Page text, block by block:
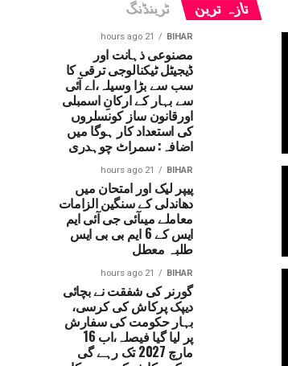
تازہ ترین ٹرینڈنگ
BIHAR
21 hours ago
مصنوعی ذہانت اور
ڈیجیٹل ٹیکنالوجی ترقی کا
سب سے بڑا وسیلہ،اے آئی
سے بہار کے ارکانِ اسمبلی
اورقانون ساز کونسلروں
کی استعداد کار ہوگا میں
اضافہ: سمراٹ چوہدری
BIHAR
21 hours ago
پیپر لیک اور امتحان میں
دھاندلی کے سنگین الزامات
معاملے میںآئی جی آئی ایم
ایس کے 6 ایم بی بی ایس
طلبہ معطل
BIHAR
21 hours ago
گورنر کی شفقت نے بچائی
دیپک پرکاش کی کرسی،
بہار حکومت کی سفارش
پر لیا گیا فیصلہ،اب 16
مارچ 2027 تک رہے گی